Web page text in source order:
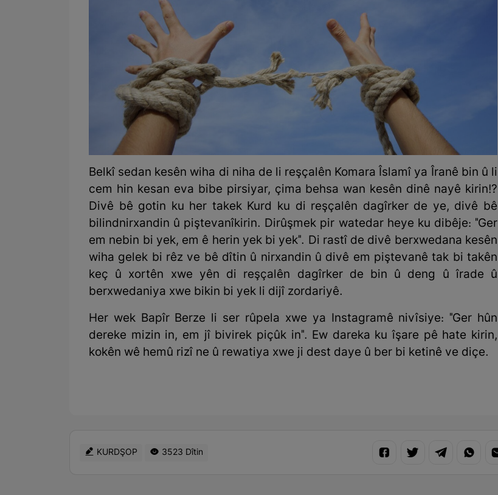
Belkî sedan kesên wiha di niha de li reşçalên Komara Îslamî ya Îranê bin û li
cem hin kesan eva bibe pirsiyar, çima behsa wan kesên dinê nayê kirin!?
Divê bê gotin ku her takek Kurd ku di reşçalên dagîrker de ye, divê bê
bilindnirxandin û piştevanîkirin. Dirûşmek pir watedar heye ku dibêje: "Ger
em nebin bi yek, em ê herin yek bi yek". Di rastî de divê berxwedana kesên
wiha gelek bi rêz ve bê dîtin û nirxandin û divê em piştevanê tak bi takên
keç û xortên xwe yên di reşçalên dagîrker de bin û deng û îrade û
berxwedaniya xwe bikin bi yek li dijî zordariyê.
Her wek Bapîr Berze li ser rûpela xwe ya Instagramê nivîsiye: "Ger hûn
dereke mizin in, em jî bivirek piçûk in". Ew dareka ku îşare pê hate kirin,
kokên wê hemû rizî ne û rewatiya xwe ji dest daye û ber bi ketinê ve diçe.
KURDŞOP 3523 Dîtin